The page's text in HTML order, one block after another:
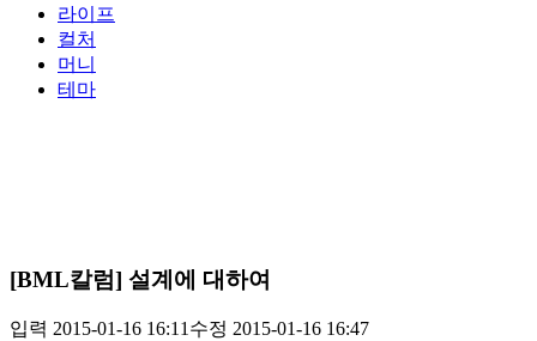
라이프
컬처
머니
테마
[BML칼럼] 설계에 대하여
입력 2015-01-16 16:11수정 2015-01-16 16:47